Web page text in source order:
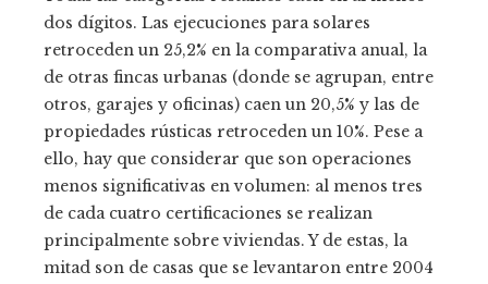
dos dígitos. Las ejecuciones para solares
retroceden un 25,2% en la comparativa anual, la
de otras fincas urbanas (donde se agrupan, entre
otros, garajes y oficinas) caen un 20,5% y las de
propiedades rústicas retroceden un 10%. Pese a
ello, hay que considerar que son operaciones
menos significativas en volumen: al menos tres
de cada cuatro certificaciones se realizan
principalmente sobre viviendas. Y de estas, la
mitad son de casas que se levantaron entre 2004